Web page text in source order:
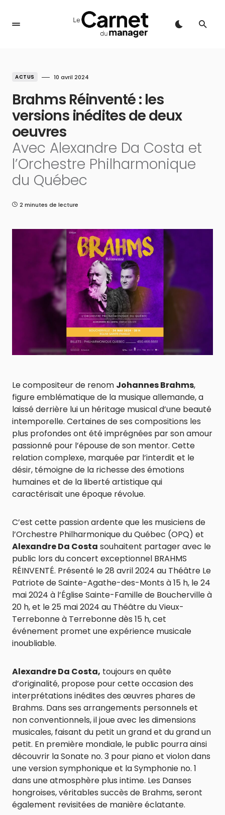
ACTUS 10 avril 2024
Brahms Réinventé : les
versions inédites de deux
oeuvres
Avec Alexandre Da Costa et
l’Orchestre Philharmonique
du Québec
2 minutes de lecture
Le compositeur de renom Johannes Brahms,
figure emblématique de la musique allemande, a
laissé derrière lui un héritage musical d’une beauté
intemporelle. Certaines de ses compositions les
plus profondes ont été imprégnées par son amour
passionné pour l’épouse de son mentor. Cette
relation complexe, marquée par l’interdit et le
désir, témoigne de la richesse des émotions
humaines et de la liberté artistique qui
caractérisait une époque révolue.
C’est cette passion ardente que les musiciens de
l’Orchestre Philharmonique du Québec (OPQ) et
Alexandre Da Costa souhaitent partager avec le
public lors du concert exceptionnel BRAHMS
RÉINVENTÉ. Présenté le 28 avril 2024 au Théâtre Le
Patriote de Sainte-Agathe-des-Monts à 15 h, le 24
mai 2024 à l’Église Sainte-Famille de Boucherville à
20 h, et le 25 mai 2024 au Théâtre du Vieux-
Terrebonne à Terrebonne dès 15 h, cet
événement promet une expérience musicale
inoubliable.
Alexandre Da Costa, toujours en quête
d’originalité, propose pour cette occasion des
interprétations inédites des œuvres phares de
Brahms. Dans ses arrangements personnels et
non conventionnels, il joue avec les dimensions
musicales, faisant du petit un grand et du grand un
petit. En première mondiale, le public pourra ainsi
découvrir la Sonate no. 3 pour piano et violon dans
une version symphonique et la Symphonie no. 1
dans une atmosphère plus intime. Les Danses
hongroises, véritables succès de Brahms, seront
également revisitées de manière éclatante.